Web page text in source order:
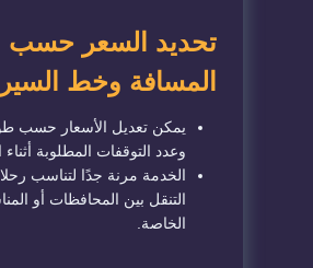
تحديد السعر حسب
المسافة وخط السير
يمكن تعديل الأسعار حسب
وعدد التوقفات المطلوبة أثناء
الخدمة مرنة جدًا لتناسب
التنقل بين المحافظات أو
الخاصة.